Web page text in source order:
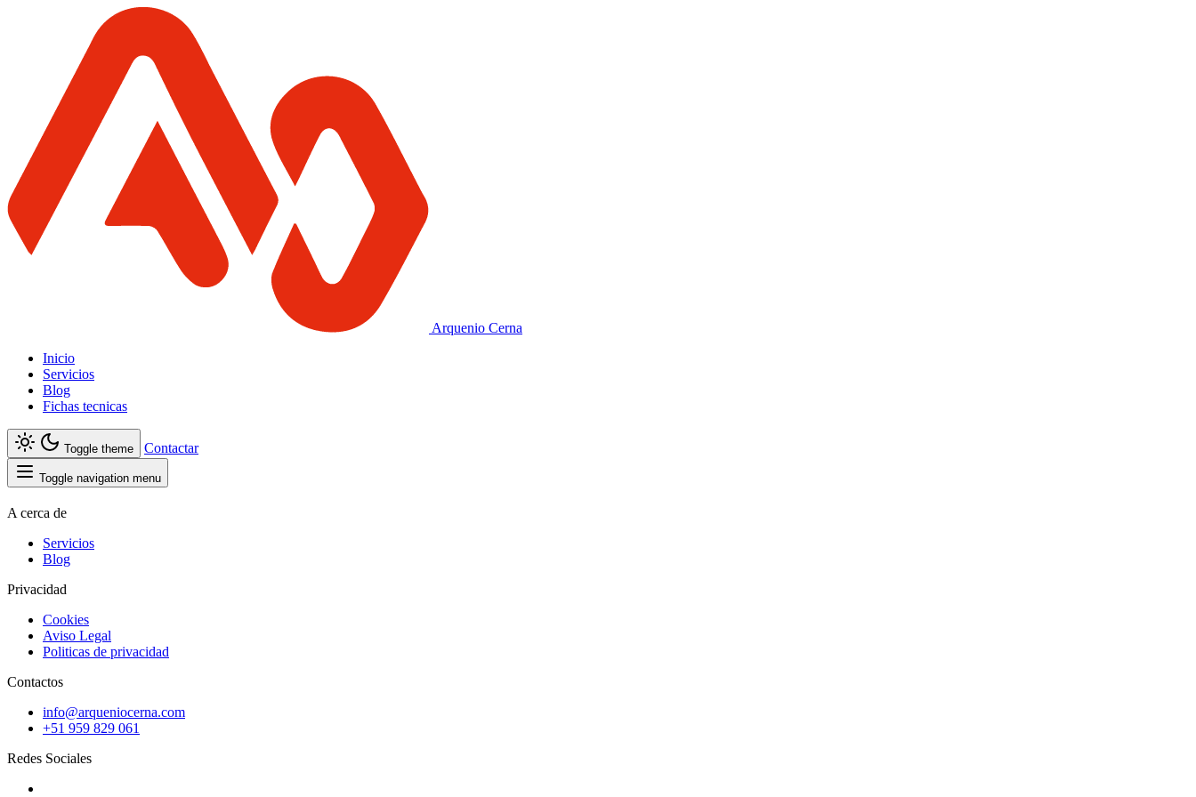
Arquenio Cerna
Inicio
Servicios
Blog
Fichas tecnicas
Toggle theme Contactar
Toggle navigation menu
A cerca de
Servicios
Blog
Privacidad
Cookies
Aviso Legal
Politicas de privacidad
Contactos
info@arqueniocerna.com
+51 959 829 061
Redes Sociales